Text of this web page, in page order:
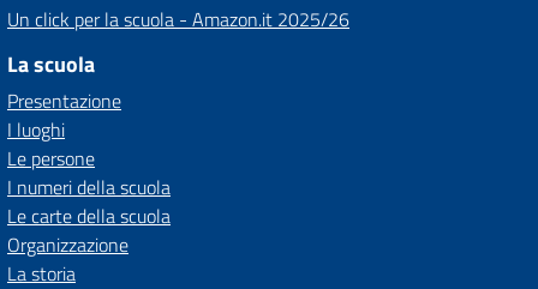
Un click per la scuola - Amazon.it 2025/26
La scuola
Presentazione
I luoghi
Le persone
I numeri della scuola
Le carte della scuola
Organizzazione
La storia